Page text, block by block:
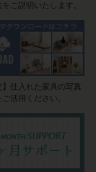
ご説明いたします。
】仕入れた家具の写真
活用ください。